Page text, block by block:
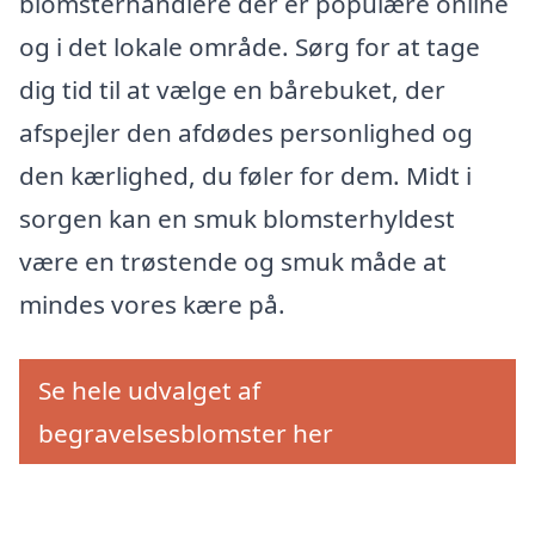
og i det lokale område. Sørg for at tage
dig tid til at vælge en bårebuket, der
afspejler den afdødes personlighed og
den kærlighed, du føler for dem. Midt i
sorgen kan en smuk blomsterhyldest
være en trøstende og smuk måde at
mindes vores kære på.
Se hele udvalget af
begravelsesblomster her